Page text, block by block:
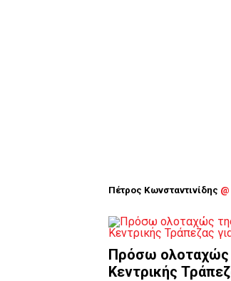
Πέτρος Κωνσταντινίδης @
Πρόσω ολοταχώς
Κεντρικής